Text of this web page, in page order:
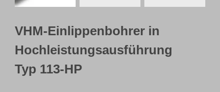
VHM-Einlippenbohrer in
Hochleistungsausführung
Typ 113-HP